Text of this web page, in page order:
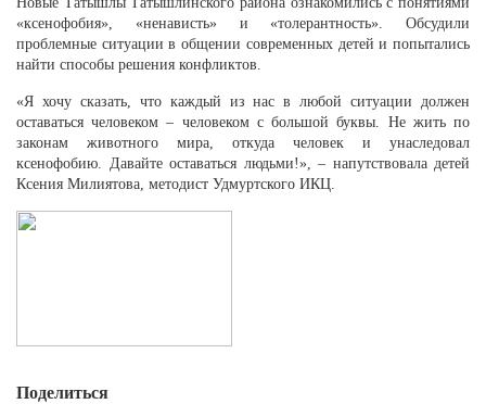
«ксенофобия», «ненависть» и «толерантность». Обсудили
проблемные ситуации в общении современных детей и попытались
найти способы решения конфликтов.
«Я хочу сказать, что каждый из нас в любой ситуации должен
оставаться человеком – человеком с большой буквы. Не жить по
законам животного мира, откуда человек и унаследовал
ксенофобию. Давайте оставаться людьми!», – напутствовала детей
Ксения Милиятова, методист Удмуртского ИКЦ.
Поделиться